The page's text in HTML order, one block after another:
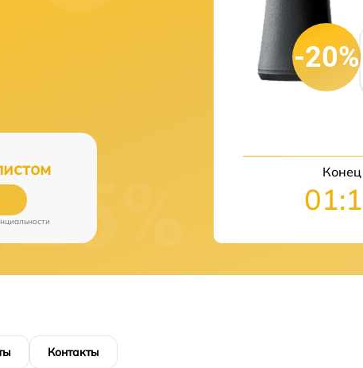
-20%
Контакты